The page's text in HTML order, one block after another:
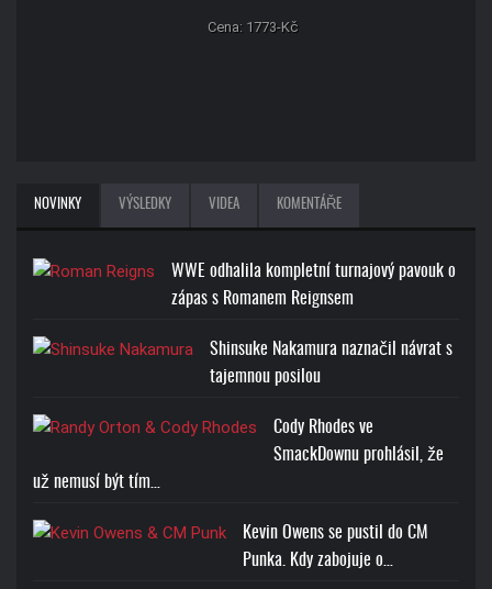
Cena: 1773-Kč
NOVINKY VÝSLEDKY VIDEA KOMENTÁŘE
WWE odhalila kompletní turnajový pavouk o
zápas s Romanem Reignsem
Shinsuke Nakamura naznačil návrat s
tajemnou posilou
Cody Rhodes ve
SmackDownu prohlásil, že
už nemusí být tím…
Kevin Owens se pustil do CM
Punka. Kdy zabojuje o…